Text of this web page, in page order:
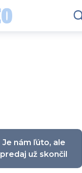
Je nám ľúto, ale
predaj už skončil